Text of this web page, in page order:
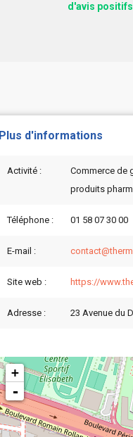
d'avis positifs
Plus d'informations
Activité :
Commerce de
produits
Téléphone : 01 58 07 30 00
E-mail :
Site web : https://
Adresse : 23 Avenue du
+
-